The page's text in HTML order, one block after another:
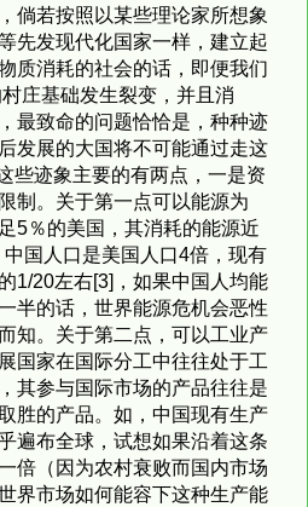
倘若按照以某些理论家所想象
先发现代化国家一样，建立起
质消耗的社会的话，即便我们
庄基础发生裂变，并且消
最致命的问题恰恰是，种种迹
发展的大国将不可能通过走这
些迹象主要的有两点，一是资
制。关于第一点可以能源为
5％的美国，其消耗的能源近
国人口是美国人口4倍，现有
1/20左右[3]，如果中国人均能
半的话，世界能源危机会恶性
知。关于第二点，可以工业产
国家在国际分工中往往处于工
其参与国际市场的产品往往是
胜的产品。如，中国现有生产
遍布全球，试想如果沿着这条
倍（因为农村衰败而国内市场
界市场如何能容下这种生产能